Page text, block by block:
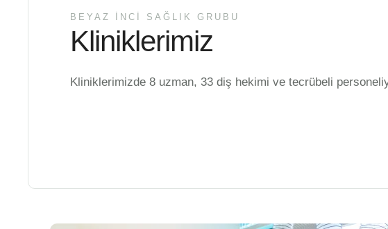
BEYAZ İNCİ SAĞLIK GRUBU
Kliniklerimiz
Kliniklerimizde 8 uzman, 33 diş hekimi ve tecrübeli